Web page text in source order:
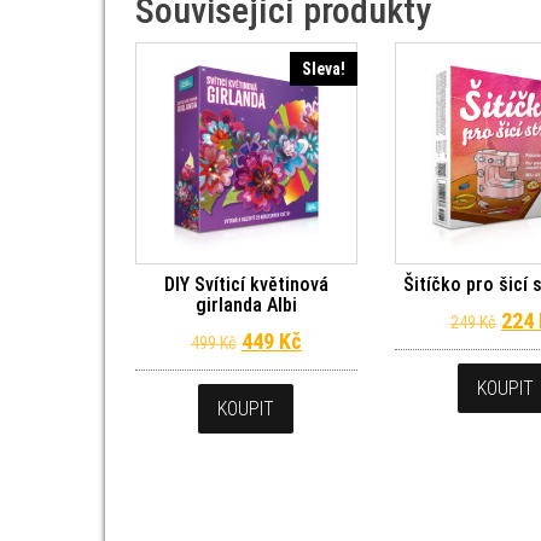
Související produkty
Sleva!
DIY Svíticí květinová
girlanda Albi
499Kč Původní cena byla: 499 Kč.
449 KčAktuální cena je: 449 Kč.
KOUPIT
Šitíčko pro šicí
249Kč 224
KOUPIT